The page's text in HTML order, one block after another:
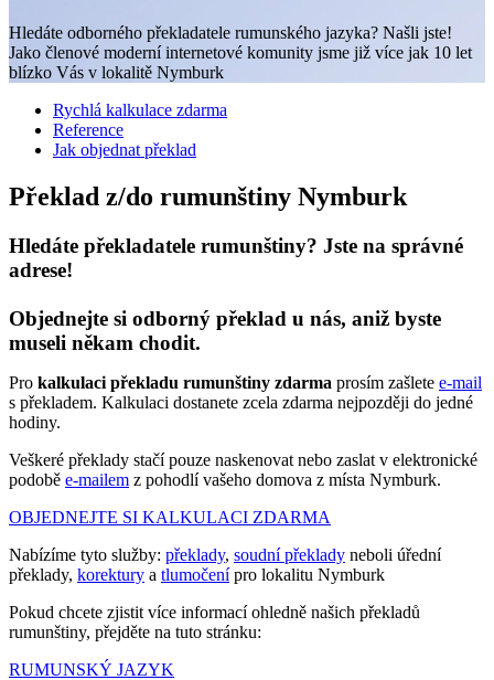
Hledáte odborného překladatele rumunského jazyka? Našli jste!
Jako členové moderní internetové komunity jsme již více jak 10 let
blízko Vás v lokalitě Nymburk
Rychlá kalkulace zdarma
Reference
Jak objednat překlad
Překlad z/do rumunštiny Nymburk
Hledáte překladatele rumunštiny? Jste na správné
adrese!
Objednejte si odborný překlad u nás, aniž byste
museli někam chodit.
Pro kalkulaci překladu rumunštiny zdarma prosím zašlete e-mail
s překladem. Kalkulaci dostanete zcela zdarma nejpozději do jedné
hodiny.
Veškeré překlady stačí pouze naskenovat nebo zaslat v elektronické
podobě e-mailem z pohodlí vašeho domova z místa Nymburk.
OBJEDNEJTE SI KALKULACI ZDARMA
Nabízíme tyto služby: překlady, soudní překlady neboli úřední
překlady, korektury a tlumočenípro lokalitu Nymburk
Pokud chcete zjistit více informací ohledně našich překladů
rumunštiny, přejděte na tuto stránku:
RUMUNSKÝ JAZYK